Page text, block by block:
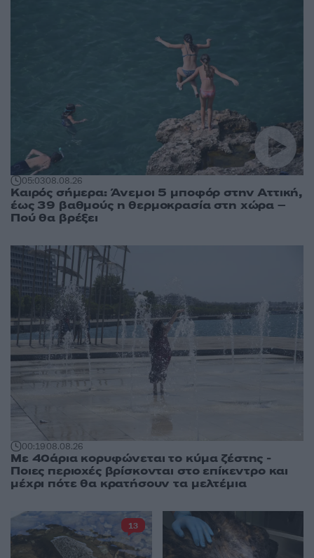
05:0308.08.26
Καιρός σήμερα: Άνεμοι 5 μποφόρ στην Αττική,
έως 39 βαθμούς η θερμοκρασία στη χώρα –
Πού θα βρέξει
00:1908.08.26
Με 40άρια κορυφώνεται το κύμα ζέστης -
Ποιες περιοχές βρίσκονται στο επίκεντρο και
μέχρι πότε θα κρατήσουν τα μελτέμια
13